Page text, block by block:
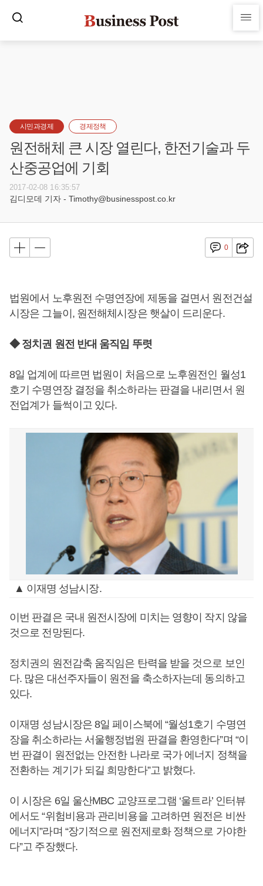
시민과경제 경제정책
원전해체 큰 시장 열린다, 한전기술과 두
산중공업에 기회
2017-02-08 16:35:57
김디모데 기자 - Timothy@businesspost.co.kr
0
법원에서 노후원전 수명연장에 제동을 걸면서 원전건설
시장은 그늘이, 원전해체시장은 햇살이 드리운다.
◆ 정치권 원전 반대 움직임 뚜렷
8일 업계에 따르면 법원이 처음으로 노후원전인 월성1
호기 수명연장 결정을 취소하라는 판결을 내리면서 원
전업계가 들썩이고 있다.
▲ 이재명 성남시장.
이번 판결은 국내 원전시장에 미치는 영향이 작지 않을
것으로 전망된다.
정치권의 원전감축 움직임은 탄력을 받을 것으로 보인
다. 많은 대선주자들이 원전을 축소하자는데 동의하고
있다.
이재명 성남시장은 8일 페이스북에 “월성1호기 수명연
장을 취소하라는 서울행정법원 판결을 환영한다”며 “이
번 판결이 원전없는 안전한 나라로 국가 에너지 정책을
전환하는 계기가 되길 희망한다”고 밝혔다.
이 시장은 6일 울산MBC 교양프로그램 ‘울트라’ 인터뷰
에서도 “위험비용과 관리비용을 고려하면 원전은 비싼
에너지”라며 “장기적으로 원전제로화 정책으로 가야한
다”고 주장했다.